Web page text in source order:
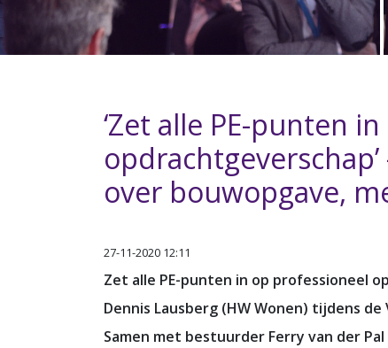
‘Zet alle PE-punten
over bouwopgave,
27-11-2020 12:11
Zet alle PE-punten in op professioneel
Dennis Lausberg (HW Wonen) tijdens
Samen met bestuurder Ferry van der